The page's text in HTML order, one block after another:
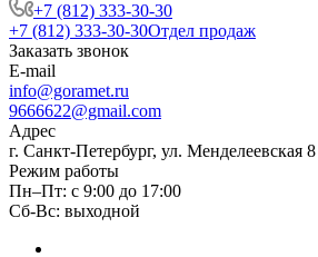
+7 (812) 333-30-30
+7 (812) 333-30-30Отдел продаж
Заказать звонок
E-mail
info@goramet.ru
9666622@gmail.com
Адрес
г. Санкт-Петербург, ул. Менделеевская 8
Режим работы
Пн–Пт: с 9:00 до 17:00
Сб-Вс: выходной